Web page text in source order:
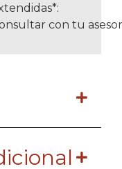
con tu